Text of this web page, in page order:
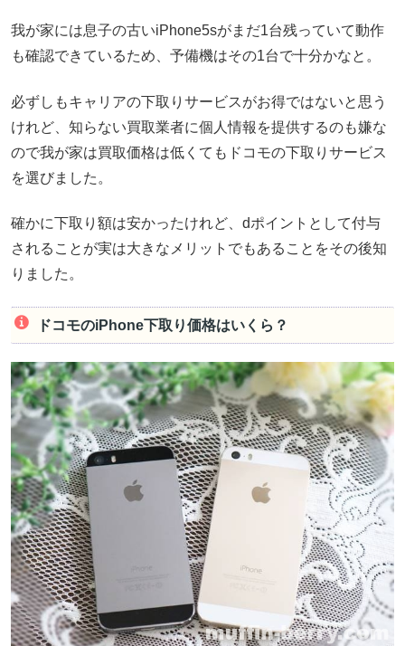
我が家には息子の古いiPhone5sがまだ1台残っていて動作
も確認できているため、予備機はその1台で十分かなと。
必ずしもキャリアの下取りサービスがお得ではないと思う
けれど、知らない買取業者に個人情報を提供するのも嫌な
ので我が家は買取価格は低くてもドコモの下取りサービス
を選びました。
確かに下取り額は安かったけれど、dポイントとして付与
されることが実は大きなメリットでもあることをその後知
りました。
ドコモのiPhone下取り価格はいくら？